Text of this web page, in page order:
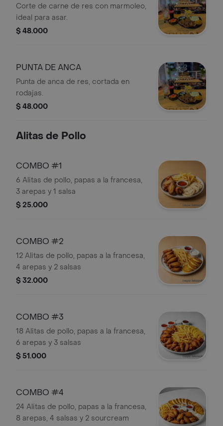
Corte de carne de res con marmoleo,
ideal para asar.
$ 48.000
PUNTA DE ANCA
Punta de anca de res, cortada en
rodajas.
$ 48.000
Alitas de Pollo
COMBO #1
6 Alitas de pollo, papas a la francesa,
3 arepas y 1 salsa
$ 25.000
COMBO #2
12 Alitas de pollo, papas a la francesa,
4 arepas y 2 salsas
$ 32.000
COMBO #3
18 Alitas de pollo, papas a la francesa,
6 arepas y 3 salsas
$ 51.000
COMBO #4
24 Alitas de pollo, papas a la francesa,
8 arepas, 4 salsas y 2 sourcream